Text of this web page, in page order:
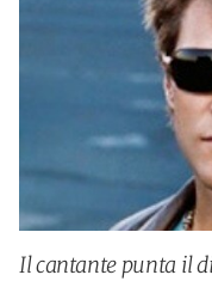
Il cantante punta il